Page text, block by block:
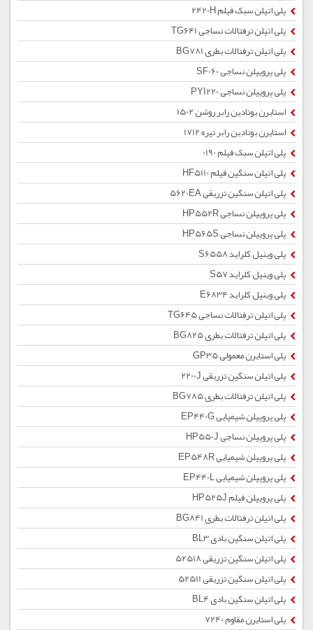
پلی اتیلن سبک فیلم 2420H
پلی اتیلن ترفتالات نساجی TG641
پلی اتیلن ترفتالات بطری BG781
پلی پروپیلن نساجی SF060
پلی پروپیلن نساجی PYI220
استایرن بوتادین رابر روشن 1502
استایرن بوتادین رابر تیره 1712
پلی اتیلن سبک فیلم 0190
پلی اتیلن سنگین فیلم HF5110
پلی اتیلن سنگین تزریقی 5620EA
پلی پروپیلن نساجی HP552R
پلی پروپیلن نساجی HP565S
پلی وینیل کلراید S6558
پلی وینیل کلراید S57
پلی وینیل کلراید E6834
پلی اتیلن ترفتالات نساجی TG645
پلی اتیلن ترفتالات بطری BG825
پلی استایرن معمولی GP35
پلی اتیلن سنگین تزریقی 2200J
پلی اتیلن ترفتالات بطری BG785
پلی پروپیلن شیمیایی EP440G
پلی پروپیلن نساجی HP550J
پلی پروپیلن شیمیایی EP548R
پلی پروپیلن شیمیایی EP440L
پلی پروپیلن فیلم HP525J
پلی اتیلن ترفتالات بطری BG841
پلی اتیلن سنگین بادی BL3
پلی اتیلن سنگین تزریقی 52518
پلی اتیلن سنگین تزریقی 52511
پلی اتیلن سنگین بادی BL4
پلی استایرن مقاوم 7240